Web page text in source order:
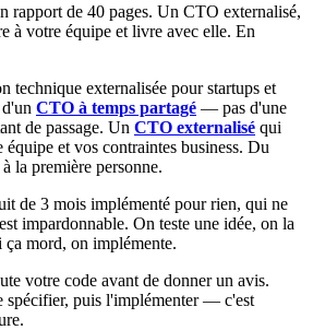
rapport de 40 pages. Un CTO externalisé,
à votre équipe et livre avec elle. En
technique externalisée pour startups et
CTO à temps partagé — pas d'une
de passage. Un CTO externalisé qui
et vos contraintes business. Du
la première personne.
de 3 mois implémenté pour rien, qui ne
impardonnable. On teste une idée, on la
mord, on implémente.
votre code avant de donner un avis.
spécifier, puis l'implémenter — c'est